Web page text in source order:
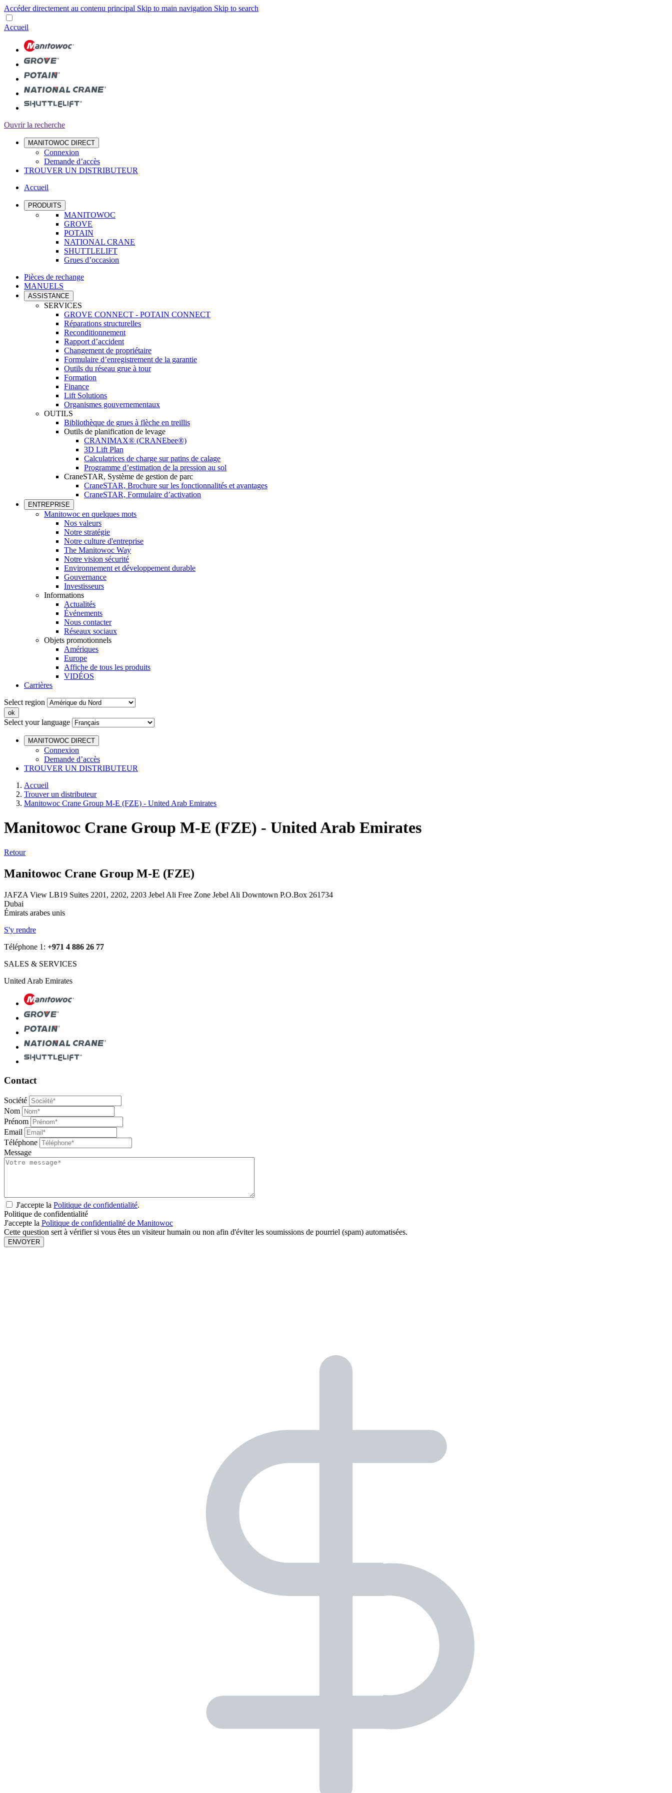
Accéder directement au contenu principal Skip to main navigation Skip to search
Accueil
Ouvrir la recherche
MANITOWOC DIRECT
Connexion
Demande d’accès
TROUVER UN DISTRIBUTEUR
Accueil
PRODUITS
MANITOWOC
GROVE
POTAIN
NATIONAL CRANE
SHUTTLELIFT
Grues d’occasion
Pièces de rechange
MANUELS
ASSISTANCE
SERVICES
GROVE CONNECT - POTAIN CONNECT
Réparations structurelles
Reconditionnement
Rapport d’accident
Changement de propriétaire
Formulaire d’enregistrement de la garantie
Outils du réseau grue à tour
Formation
Finance
Lift Solutions
Organismes gouvernementaux
OUTILS
Bibliothèque de grues à flèche en treillis
Outils de planification de levage
CRANIMAX® (CRANEbee®)
3D Lift Plan
Calculatrices de charge sur patins de calage
Programme d’estimation de la pression au sol
CraneSTAR, Système de gestion de parc
CraneSTAR, Brochure sur les fonctionnalités et avantages
CraneSTAR, Formulaire d’activation
ENTREPRISE
Manitowoc en quelques mots
Nos valeurs
Notre stratégie
Notre culture d'entreprise
The Manitowoc Way
Notre vision sécurité
Environnement et développement durable
Gouvernance
Investisseurs
Informations
Actualités
Événements
Nous contacter
Réseaux sociaux
Objets promotionnels
Amériques
Europe
Affiche de tous les produits
VIDÉOS
Carrières
Select region
Select your language
MANITOWOC DIRECT
Connexion
Demande d’accès
TROUVER UN DISTRIBUTEUR
Accueil
Trouver un distributeur
Manitowoc Crane Group M-E (FZE) - United Arab Emirates
Manitowoc Crane Group M-E (FZE) - United Arab Emirates
Retour
Manitowoc Crane Group M-E (FZE)
JAFZA View LB19 Suites 2201, 2202, 2203 Jebel Ali Free Zone Jebel Ali Downtown P.O.Box 261734
Dubai
Émirats arabes unis
S'y rendre
Téléphone 1: +971 4 886 26 77
SALES & SERVICES
United Arab Emirates
Contact
Société
Nom
Prénom
Email
Téléphone
Message
J'accepte la Politique de confidentialité.
Politique de confidentialité
J'accepte la Politique de confidentialité de Manitowoc
Cette question sert à vérifier si vous êtes un visiteur humain ou non afin d'éviter les soumissions de pourriel (spam) automatisées.